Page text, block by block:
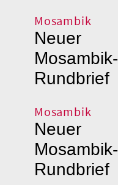
Mosambik
Neuer
Mosambik-
Rundbrief
Mosambik
Neuer
Mosambik-
Rundbrief